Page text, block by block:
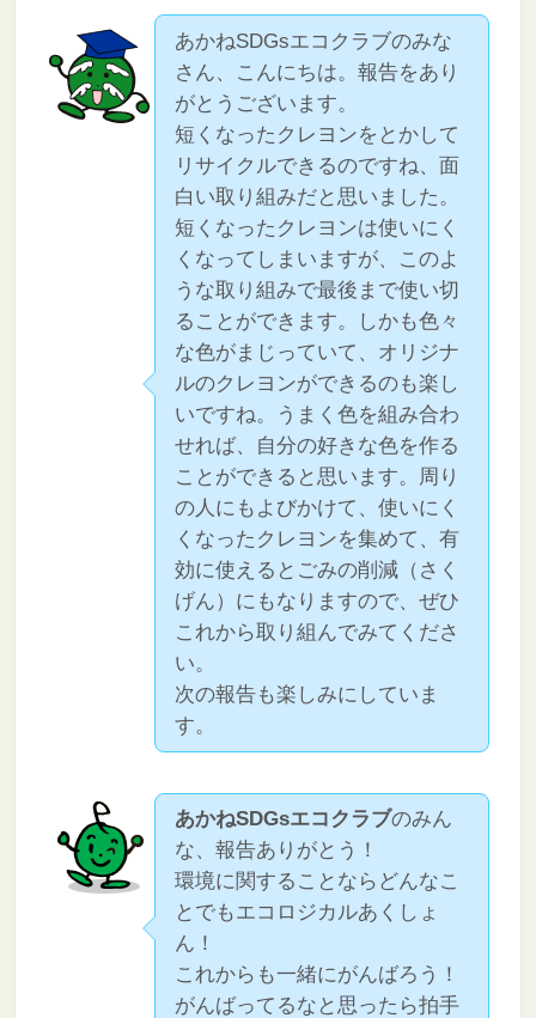
あかねSDGsエコクラブのみな
さん、こんにちは。報告をあり
がとうございます。
短くなったクレヨンをとかして
リサイクルできるのですね、面
白い取り組みだと思いました。
短くなったクレヨンは使いにく
くなってしまいますが、このよ
うな取り組みで最後まで使い切
ることができます。しかも色々
な色がまじっていて、オリジナ
ルのクレヨンができるのも楽し
いですね。うまく色を組み合わ
せれば、自分の好きな色を作る
ことができると思います。周り
の人にもよびかけて、使いにく
くなったクレヨンを集めて、有
効に使えるとごみの削減（さく
げん）にもなりますので、ぜひ
これから取り組んでみてくださ
い。
次の報告も楽しみにしていま
す。
あかねSDGsエコクラブのみん
な、報告ありがとう！
環境に関することならどんなこ
とでもエコロジカルあくしょ
ん！
これからも一緒にがんばろう！
がんばってるなと思ったら拍手